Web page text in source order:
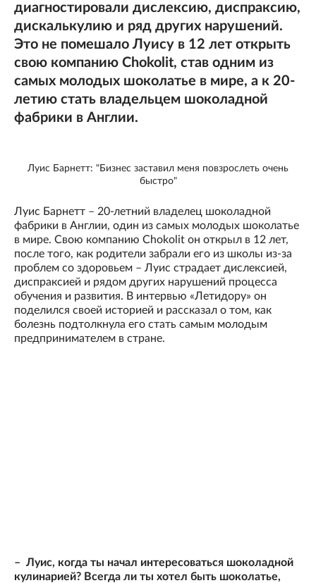
диагностировали дислексию, диспраксию,
дискалькулию и ряд других нарушений.
Это не помешало Луису в 12 лет открыть
свою компанию Chokolit, став одним из
самых молодых шоколатье в мире, а к 20-
летию стать владельцем шоколадной
фабрики в Англии.
Луис Барнетт: "Бизнес заставил меня повзрослеть очень
быстро"
Луис Барнетт – 20-летний владелец шоколадной
фабрики в Англии, один из самых молодых шоколатье
в мире. Свою компанию Chokolit он открыл в 12 лет,
после того, как родители забрали его из школы из-за
проблем со здоровьем – Луис страдает дислексией,
диспраксией и рядом других нарушений процесса
обучения и развития. В интервью «Летидору» он
поделился своей историей и рассказал о том, как
болезнь подтолкнула его стать самым молодым
предпринимателем в стране.
– Луис, когда ты начал интересоваться шоколадной
кулинарией? Всегда ли ты хотел быть шоколатье,